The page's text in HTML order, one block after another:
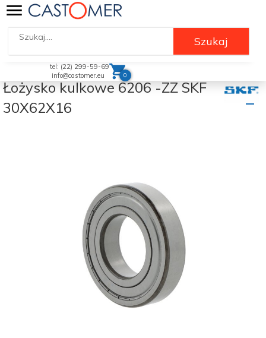
Szukaj
0
tel: (22) 299-59-69
info@castomer.eu
Łożysko kulkowe 6206 -ZZ SKF
30X62X16